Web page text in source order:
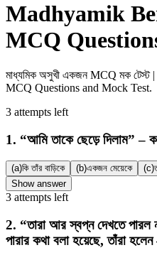
Madhyamik
MCQ
মাধ্যমিক অসুখী একজনMCQ মক টেস্ট |
MCQ Questions and Mock Test.
3 attempts left
1. “আমি তাকে ছেড়ে দিলাম” –
(a)কি তাঁর বাড়িকে (b)একজন মেয়েকে (c)
Show answer
3 attempts left
2. “তারা আর স্বপ্ন দেখতে পারল
পারার কথা বলা হয়েছে, তাঁরা